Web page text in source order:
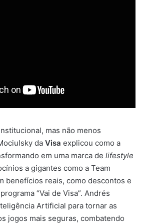
mas não menos
da Visa explicou como a
em uma marca de lifestyle
a gigantes como a Team
benefícios reais, como descontos e
“Vai de Visa”. Andrés
Artificial para tornar as
jogos mais seguras, combatendo